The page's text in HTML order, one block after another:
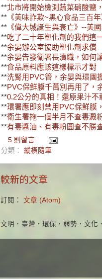
**北市將開始檢測蔬菜硝酸鹽
** 《美味詐欺~黑心食品三百
** 《偉大城誕生與衰亡》--美
**吃了二十年塑化劑的我們這
**余晏辦公室協助塑化劑求償
**余晏告發衛署長瀆職，如何
**食品原料應該這樣標示才對
**洗腎用PVC管，余晏與環團
**PVC保鮮膜千萬別再用了，
**0.2公分的真相！還原果汁不
**環署應即刻禁用PVC保鮮膜
**衛生署拖一個半月不查毒澱
**有毒醬油、有毒粉圓查不勝
5 則留言:
分類： 縱橫隨筆
較新的文章
訂閱： 文章 (Atom)
文明．臺灣．環保．弱勢．文化